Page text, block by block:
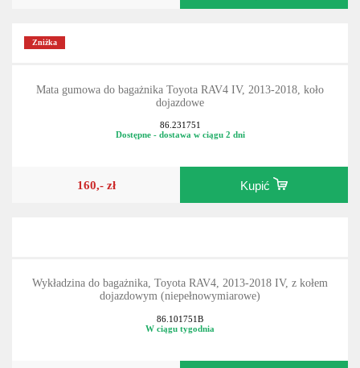
Zniżka
Mata gumowa do bagażnika Toyota RAV4 IV, 2013-2018, koło
dojazdowe
86.231751
Dostępne - dostawa w ciągu 2 dni
160,- zł Kupić
Wykładzina do bagażnika, Toyota RAV4, 2013-2018 IV, z kołem
dojazdowym (niepełnowymiarowe)
86.101751B
W ciągu tygodnia